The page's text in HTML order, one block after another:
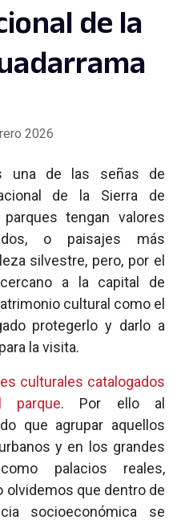
de la
2026
una de las señas de
de la Sierra de
tengan valores
o paisajes más
silvestre, pero, por el
a la capital de
cultural como el
protegerlo y darlo a
la visita.
culturales catalogados
. Por ello al
que agrupar aquellos
y en los grandes
palacios reales,
que dentro de
socioeconómica se